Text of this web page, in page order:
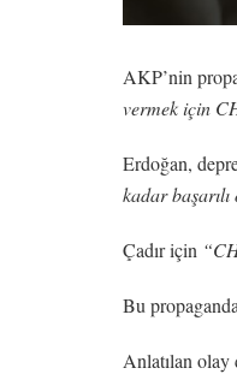
AKP’nin
vermek için
Erdoğan,
kadar
Çadır için
Bu
Anlatılan